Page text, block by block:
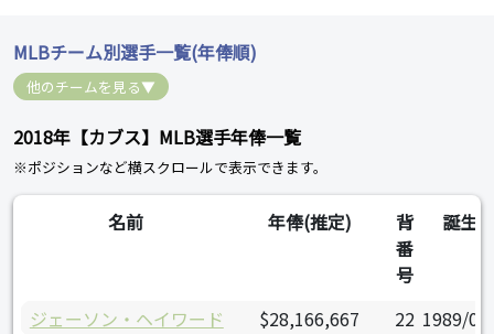
MLBチーム別選手一覧(年俸順)
他のチームを見る▼
2018年【カブス】MLB選手年俸一覧
※ポジションなど横スクロールで表示できます。
名前 年俸(推定)
背
番
号
誕生日
ジェーソン・ヘイワード $28,166,667 22 1989/